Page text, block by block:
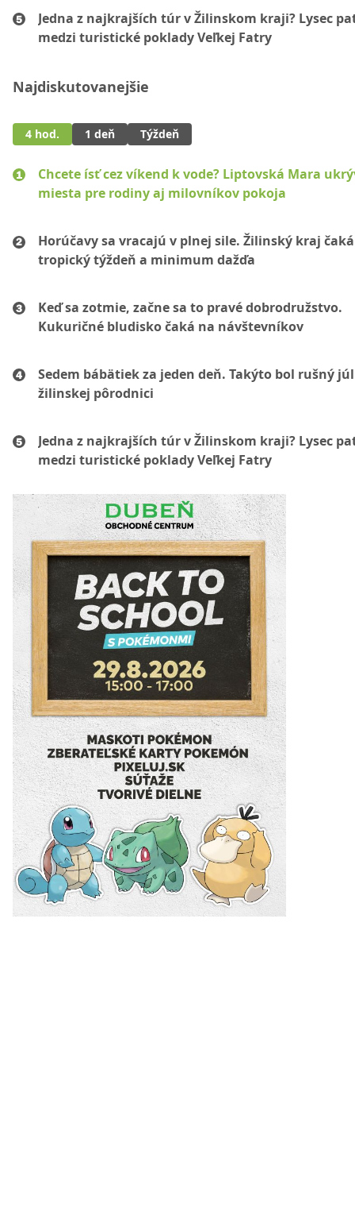
Jedna z najkrajších túr v Žilinskom kraji? Lysec
medzi turistické poklady Veľkej Fatry
Najdiskutovanejšie
4 hod. 1 deň Týždeň
Chcete ísť cez víkend k vode? Liptovská Mara
miesta pre rodiny aj milovníkov pokoja
Horúčavy sa vracajú v plnej sile. Žilinský kraj čaká
tropický týždeň a minimum dažďa
Keď sa zotmie, začne sa to pravé dobrodružstvo.
Kukuričné bludisko čaká na návštevníkov
Sedem bábätiek za jeden deň. Takýto bol rušný
žilinskej pôrodnici
Jedna z najkrajších túr v Žilinskom kraji? Lysec
medzi turistické poklady Veľkej Fatry